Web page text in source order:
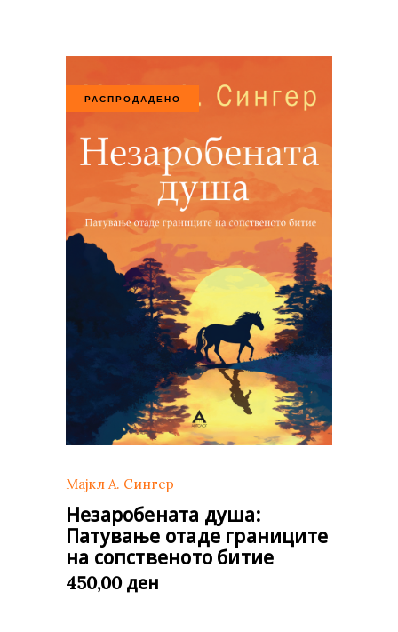
РАСПРОДАДЕНО
Мајкл А. Сингер
Незаробената душа:
Патување отаде границите
на сопственото битие
450,00 ден